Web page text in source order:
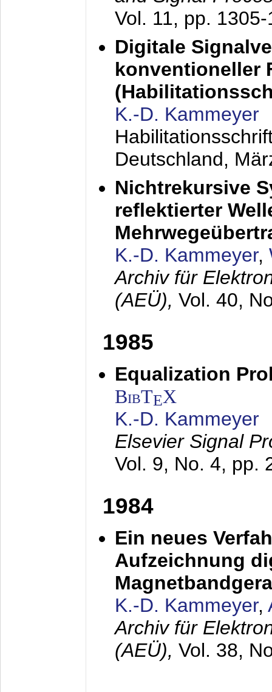
Vol. 11, pp.
Digitale
konventioneller
K.-D. Kammeyer
Deutschland,
Nichtrekursive
reflektierter
K.-D. Kammeyer,
Archiv für
(AEÜ), Vol. 40,
1985
Equalization
BibTEX
K.-D. Kammeyer
Elsevier Signal
Vol. 9, No. 4, pp.
1984
Ein neues
Aufzeichnung
K.-D. Kammeyer,
Archiv für
(AEÜ), Vol. 38,